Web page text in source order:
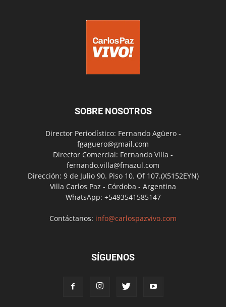
SOBRE NOSOTROS
Director Periodístico: Fernando Agüero -
fgaguero@gmail.com
Director Comercial: Fernando Villa -
fernando.villa@fmazul.com
Dirección: 9 de Julio 90. Piso 10. Of 107.(X5152EYN)
Villa Carlos Paz - Córdoba - Argentina
WhatsApp: +5493541585147
Contáctanos: info@carlospazvivo.com
SÍGUENOS